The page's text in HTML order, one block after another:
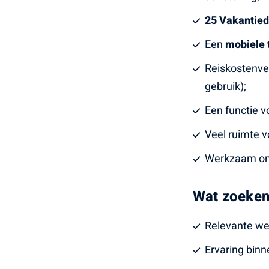
25
Een mobiele
gebruik);
Een functie
Veel ruimte
Werkzaam
Wat
Relevante
Ervaring